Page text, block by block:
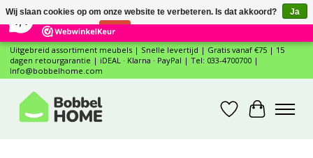
12 Reviews ×
Uitgebreid assortiment meubels | Snelle levertijd | Gratis vanaf €75 | 15
dagen retourgarantie | iDEAL · Klarna · PayPal | Tel: 033-4700700 |
Info@bobbelhome.com
Verlanglijst
Wij slaan cookies op om onze website te verbeteren. Is dat akkoord?
Ja
Nee